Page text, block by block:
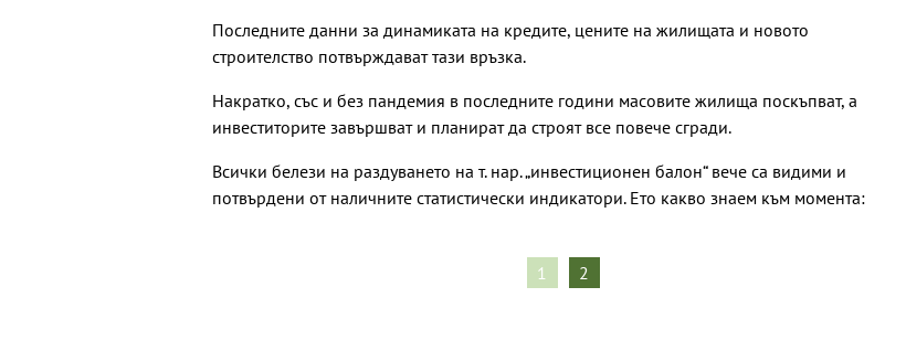
Последните данни за динамиката на кредите, цените на жилищата и новото
строителство потвърждават тази връзка.
Накратко, със и без пандемия в последните години масовите жилища поскъпват, а
инвеститорите завършват и планират да строят все повече сгради.
Всички белези на раздуването на т. нар. „инвестиционен балон“ вече са видими и
потвърдени от наличните статистически индикатори. Ето какво знаем към момента:
1 2
Спартакиадата